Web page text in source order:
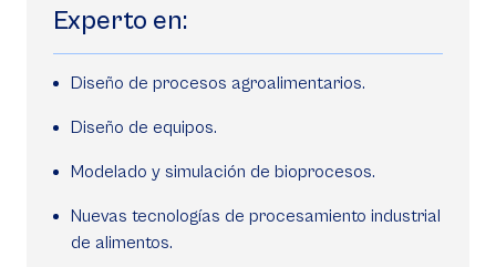
Experto en:
Diseño de procesos agroalimentarios.
Diseño de equipos.
Modelado y simulación de bioprocesos.
Nuevas tecnologías de procesamiento industrial
de alimentos.